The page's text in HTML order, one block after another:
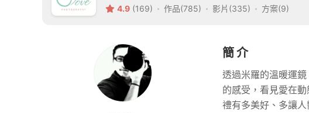
4.9 (169) 作品(785) 影片(335) 方案(9)
簡介
透過米羅的溫暖運
的感受，看見愛在
禮有多美好、多讓